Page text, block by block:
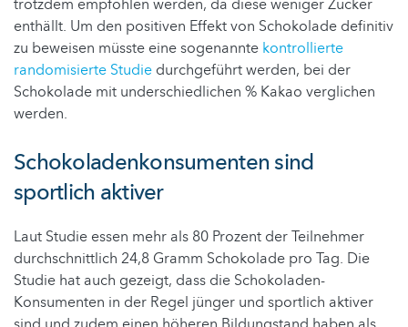
trotzdem empfohlen werden, da diese weniger Zucker
enthällt. Um den positiven Effekt von Schokolade definitiv
zu beweisen müsste eine sogenannte kontrollierte
randomisierte Studie durchgeführt werden, bei der
Schokolade mit underschiedlichen % Kakao verglichen
werden.
Schokoladenkonsumenten sind
sportlich aktiver
Laut Studie essen mehr als 80 Prozent der Teilnehmer
durchschnittlich 24,8 Gramm Schokolade pro Tag. Die
Studie hat auch gezeigt, dass die Schokoladen-
Konsumenten in der Regel jünger und sportlich aktiver